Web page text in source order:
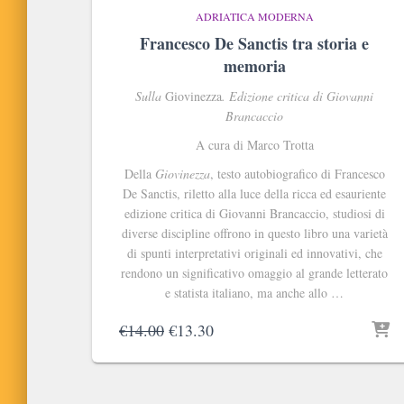
ADRIATICA MODERNA
Francesco De Sanctis tra storia e
memoria
Sulla Giovinezza. Edizione critica di Giovanni
Brancaccio
A cura di Marco Trotta
Della Giovinezza, testo autobiografico di Francesco
De Sanctis, riletto alla luce della ricca ed esauriente
edizione critica di Giovanni Brancaccio, studiosi di
diverse discipline offrono in questo libro una varietà
di spunti interpretativi originali ed innovativi, che
rendono un significativo omaggio al grande letterato
e statista italiano, ma anche allo …
€14.00 Il
originale
€13.30Il
attuale